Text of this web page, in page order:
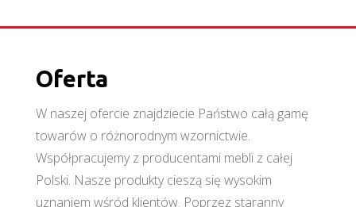
Oferta
W naszej ofercie znajdziecie Państwo całą gamę
towarów o różnorodnym wzornictwie.
Współpracujemy z producentami mebli z całej
Polski. Nasze produkty cieszą się wysokim
uznaniem wśród klientów. Poprzez staranny